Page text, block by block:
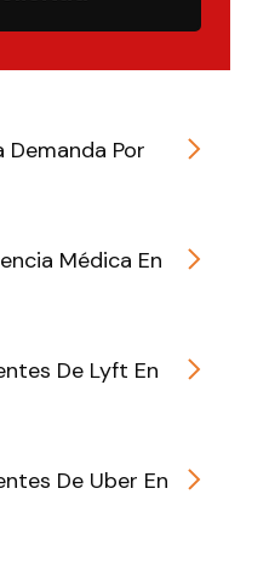
Demanda Por
Médica En
De Lyft En
De Uber En